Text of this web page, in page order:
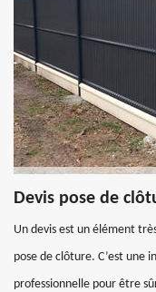
Devis pose de
Un devis est un élément
pose de clôture. C’est une
professionnelle pour être